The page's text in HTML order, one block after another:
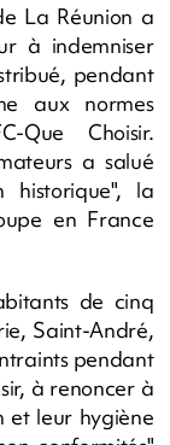
La Réunion a
à indemniser
pendant
aux normes
Que Choisir.
a salué
historique", la
en France
de cinq
Saint-André,
pendant
à renoncer à
et leur hygiène